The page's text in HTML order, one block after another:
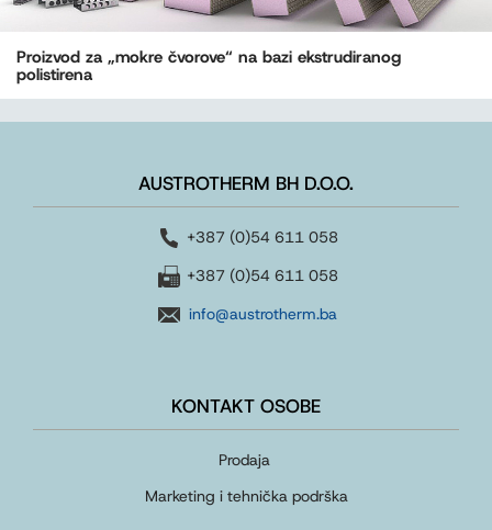
Proizvod za „mokre čvorove“ na bazi ekstrudiranog
polistirena
AUSTROTHERM BH D.O.O.
+387 (0)54 611 058
+387 (0)54 611 058
info@austrotherm.ba
KONTAKT OSOBE
Prodaja
Marketing i tehnička podrška